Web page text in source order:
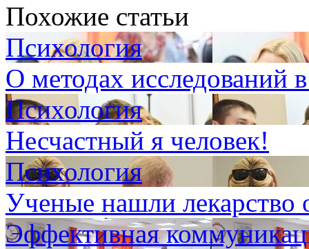
Похожие статьи
Психология
О методах исследований
Психология
Несчастный я человек!
Психология
Ученые нашли лекарство
Эффективная